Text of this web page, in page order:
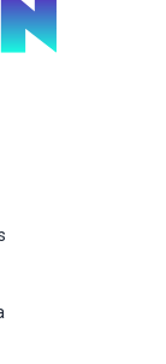
pestaña